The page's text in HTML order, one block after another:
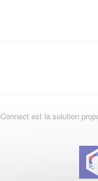
est la solution